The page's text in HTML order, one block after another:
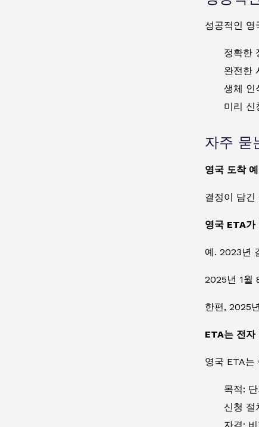
성공적인 영
정확한
완전한
생체 인
미리 신
자주 묻
영국 도착
결정이 담
영국 ETA가
예. 2023년
2025년 1월
한편, 2025
ETA는 전자
영국 ETA는
목적:
신청 절